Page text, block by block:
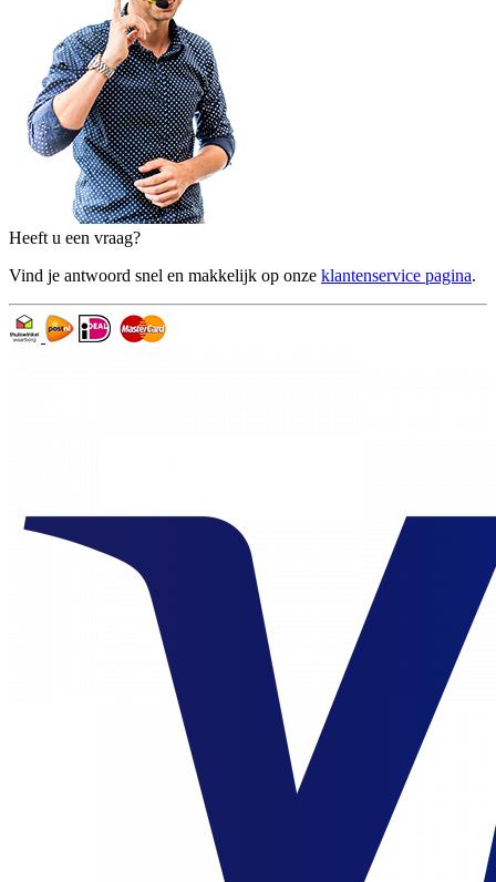
Heeft u een vraag?
Vind je antwoord snel en makkelijk op onze klantenservice pagina.